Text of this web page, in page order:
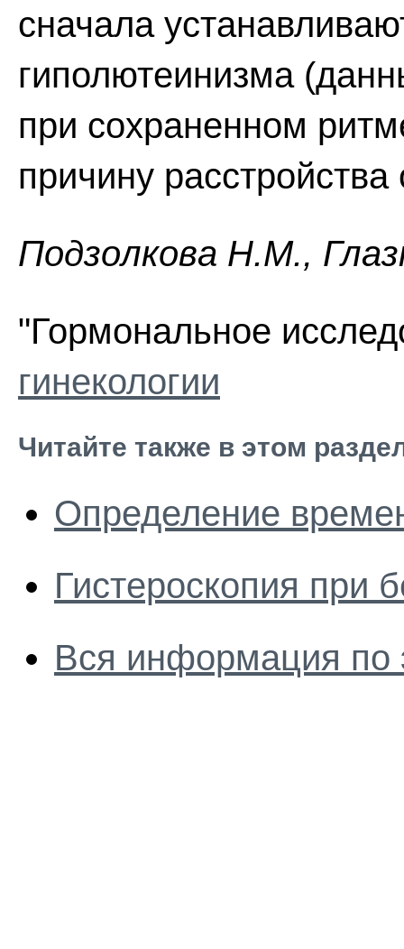
сначала
гиполютеинизма
при сохраненном
причину расстройства
Пoдзoлкoвa H.M.,
"Гормональное
гинекологии
Читайте также в этом
Определение
Гистероскопия при
Вся информация по